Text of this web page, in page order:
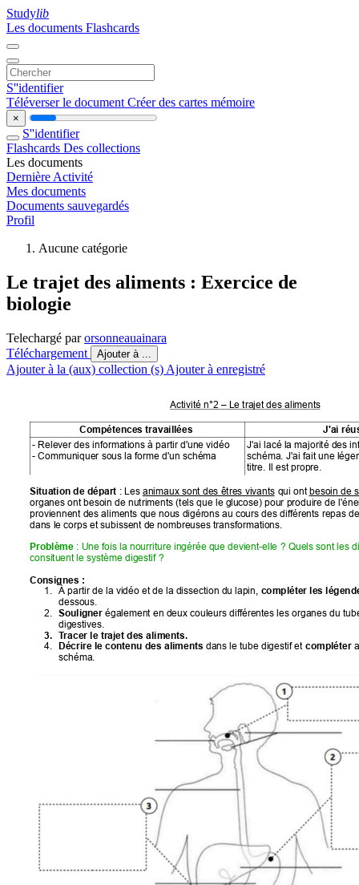
Studylib
Les documents Flashcards
S''identifier
Téléverser le document Créer des cartes mémoire
×
S''identifier
Flashcards Des collections
Les documents
Dernière Activité
Mes documents
Documents sauvegardés
Profil
Aucune catégorie
Le trajet des aliments : Exercice de
biologie
Telechargé parorsonneauainara
Téléchargement
Ajouter à ...
Ajouter à la (aux) collection (s) Ajouter à enregistré
Activité n°2 – Le trajet des aliments
Compétences travaillées J'ai
- Relever des informations à partir d'une vidéo
- Communiquer sous la forme d'un schéma
J'ai lacé la majorité des
schéma. J'ai fait une
titre. Il est propre.
Situation de départ : Les animaux sont des êtres vivants qui ont besoin de
organes ont besoin de nutriments (tels que le glucose) pour produire de
proviennent des aliments que nous digérons au cours des différents repas
dans le corps et subissent de nombreuses transformations.
Problème : Une fois la nourriture ingérée que devient-elle ? Quels sont les
consituent le système digestif ?
Consignes :
1. À partir de la vidéo et de la dissection du lapin, compléter les
dessous.
2.
Souligner également en deux couleurs différentes les organes du
digestives.
3. Tracer le trajet des aliments.
4. Décrire le contenu des aliments dans le tube digestif et compléter
schéma.